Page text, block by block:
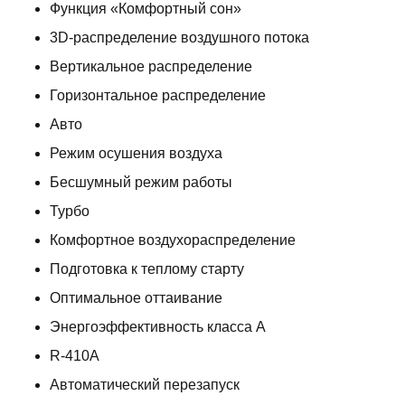
Функция «Комфортный сон»
3D-распределение воздушного потока
Вертикальное распределение
Горизонтальное распределение
Авто
Режим осушения воздуха
Бесшумный режим работы
Турбо
Комфортное воздухораспределение
Подготовка к теплому старту
Оптимальное оттаивание
Энергоэффективность класса А
R-410A
Автоматический перезапуск